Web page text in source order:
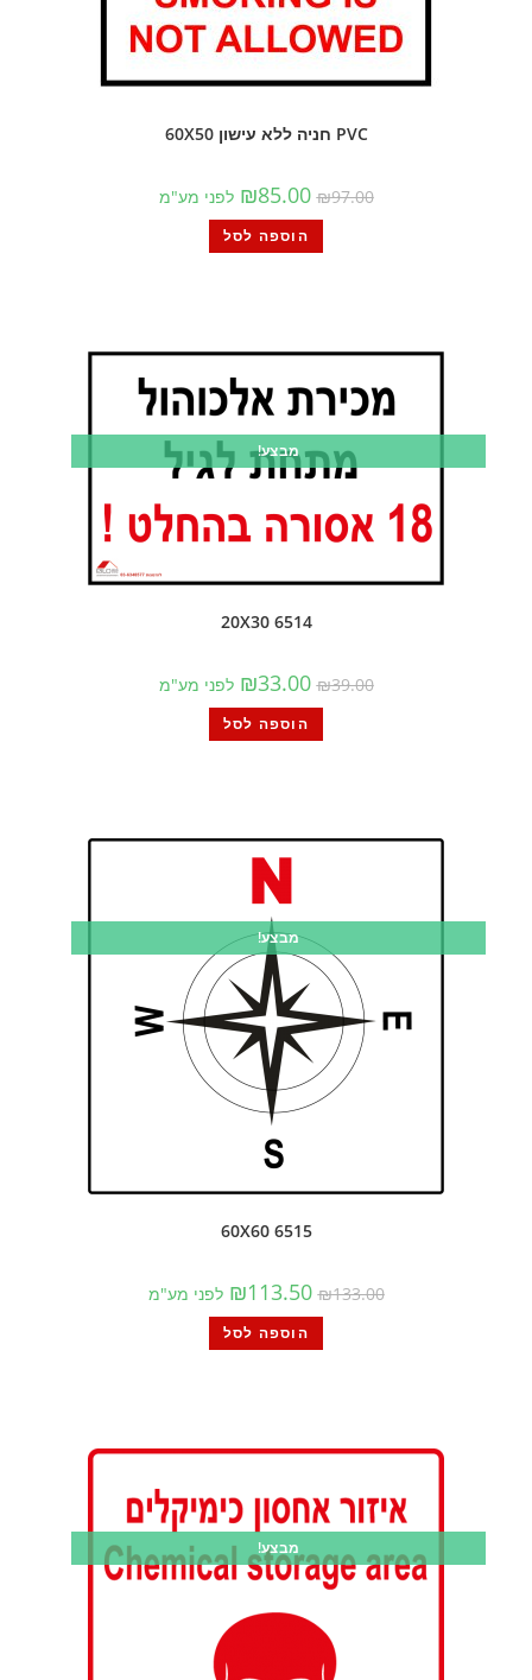
PVC חניה ללא עישון 60X50
₪97.00
₪85.00 לפני מע"מ
הוספה לסל
מבצע!
6514 20X30
₪39.00
₪33.00 לפני מע"מ
הוספה לסל
מבצע!
6515 60X60
₪133.00
₪113.50 לפני מע"מ
הוספה לסל
מבצע!